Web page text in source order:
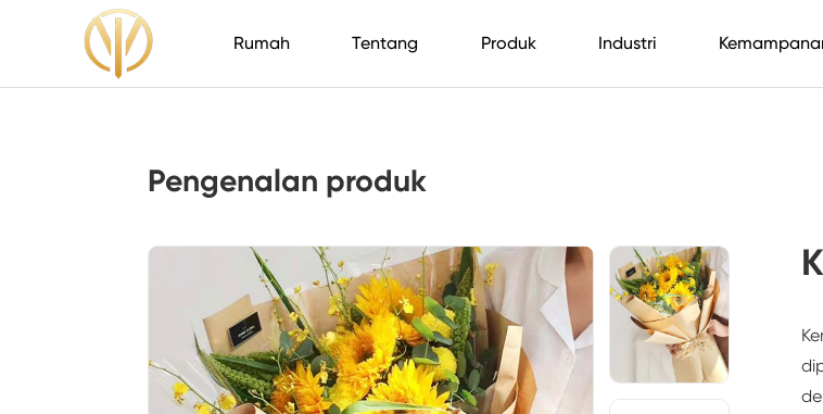
Rumah Tentang Produk Industri
Pengenalan produk